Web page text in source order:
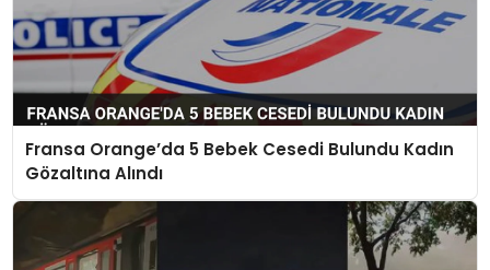
Fransa Orange’da 5 Bebek Cesedi Bulundu Kadın
Gözaltına Alındı